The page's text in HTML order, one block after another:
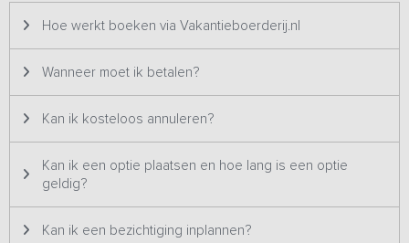
Hoe werkt boeken via Vakantieboerderij.nl
Wanneer moet ik betalen?
Kan ik kosteloos annuleren?
Kan ik een optie plaatsen en hoe lang is een optie
geldig?
Kan ik een bezichtiging inplannen?